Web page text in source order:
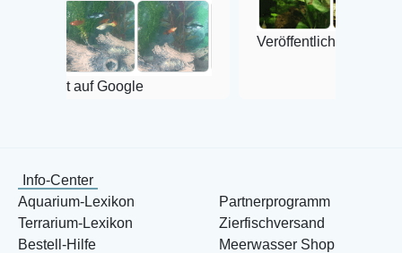
Google
Veröffentlicht auf Google
Info-Center
Aquarium-Lexikon
Terrarium-Lexikon
Bestell-Hilfe
Partnerprogramm
Zierfischversand
Meerwasser Shop